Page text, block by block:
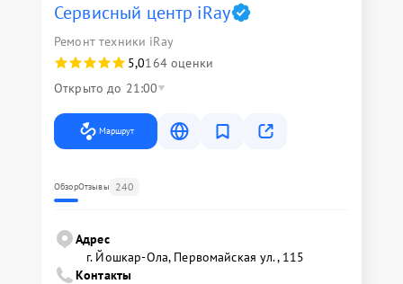
Сервисный центр iRay
Ремонт техники iRay
5,0164 оценки
Открыто до 21:00
Маршрут
ОбзорОтзывы 240
Адрес
г. Йошкар-Ола, Первомайская ул., 115
Контакты